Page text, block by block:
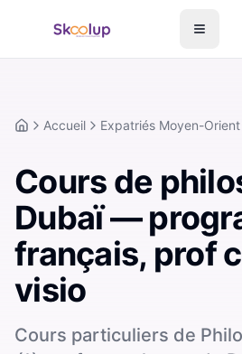
AccueilAccueil Expatriés Moyen-Orient
Cours de
Dubaï —
français, prof
visio
Cours particuliers de